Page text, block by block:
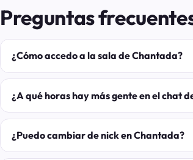
Preguntas
¿Cómo accedo a la sala de Chantada?
¿A qué horas hay más gente en el chat
¿Puedo cambiar de nick en Chantada?